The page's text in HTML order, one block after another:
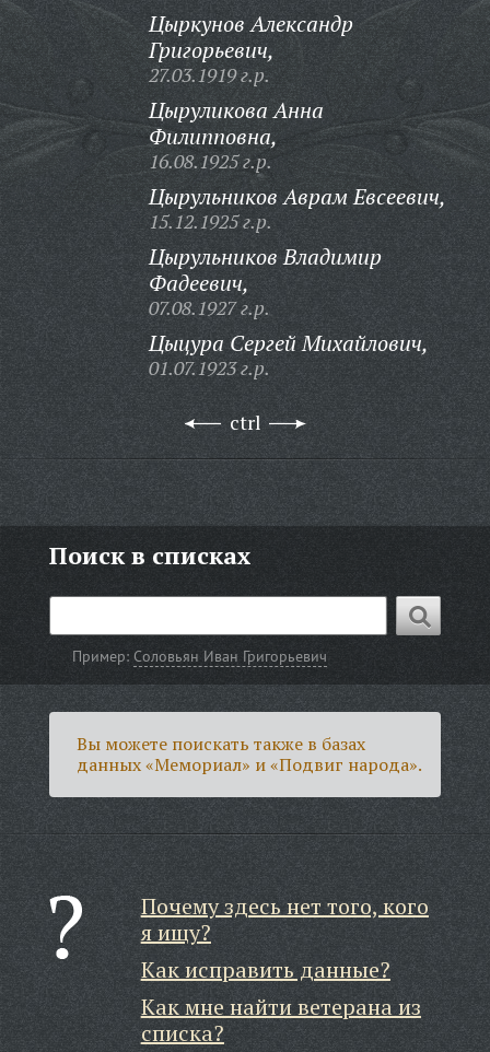
Цыркунов Александр
Григорьевич,
27.03.1919 г.р.
Цыруликова Анна
Филипповна,
16.08.1925 г.р.
Цырульников Аврам Евсеевич,
15.12.1925 г.р.
Цырульников Владимир
Фадеевич,
07.08.1927 г.р.
Цыцура Сергей Михайлович,
01.07.1923 г.р.
ctrl
Поиск в списках
Пример: Соловьян Иван Григорьевич
Вы можете поискать также в базах
данных «Мемориал» и «Подвиг народа».
Почему здесь нет того, кого
я ищу?
Как исправить данные?
Как мне найти ветерана из
списка?